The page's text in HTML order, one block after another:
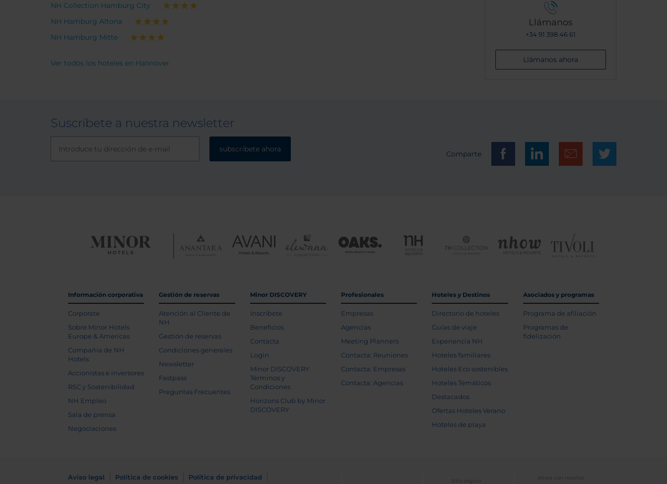
NH Collection Hamburg City
NH Hamburg Altona
NH Hamburg Mitte
Ver todos los hoteles en Hannover
Llámanos
+34 91 398 46 61
Llámanos ahora
Suscríbete a nuestra newsletter
subscríbete ahora
Comparte
Información corporativa
Corporate
Sobre Minor Hotels
Europe & Americas
Compañía de NH
Hotels
Accionistas e inversores
RSC y Sostenibilidad
NH Empleo
Sala de prensa
Negociaciones
Gestión de reservas
Atención al Cliente de
NH
Gestión de reservas
Condiciones generales
Newsletter
Fastpass
Preguntas Frecuentes
Minor DISCOVERY
Inscríbete
Beneficios
Contacta
Login
Minor DISCOVERY
Términos y
Condiciones
Horizons Club by Minor
DISCOVERY
Profesionales
Empresas
Agencias
Meeting Planners
Contacta: Reuniones
Contacta: Empresas
Contacta: Agencias
Hoteles y Destinos
Directorio de hoteles
Guías de viaje
Experiencia NH
Hoteles familiares
Hoteles Eco sostenibles
Hoteles Temáticos
Destacados
Ofertas Hoteles Verano
Hoteles de playa
Asociados y programas
Programa de afiliación
Programas de
fidelización
Aviso legal Política de cookies Política de privacidad